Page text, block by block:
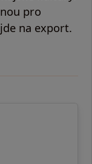
pro
na export.